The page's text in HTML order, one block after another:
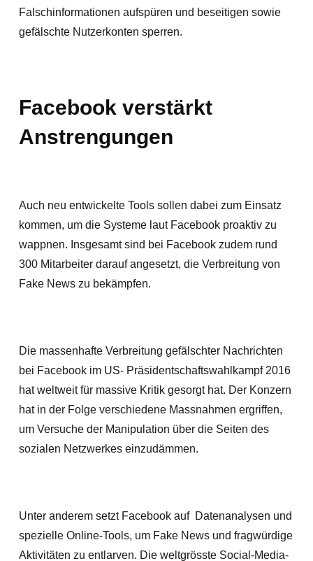
Falschinformationen aufspüren und beseitigen sowie
gefälschte Nutzerkonten sperren.
Facebook verstärkt
Anstrengungen
Auch neu entwickelte Tools sollen dabei zum Einsatz
kommen, um die Systeme laut Facebook proaktiv zu
wappnen. Insgesamt sind bei Facebook zudem rund
300 Mitarbeiter darauf angesetzt, die Verbreitung von
Fake News zu bekämpfen.
Die massenhafte Verbreitung gefälschter Nachrichten
bei Facebook im US- Präsidentschaftswahlkampf 2016
hat weltweit für massive Kritik gesorgt hat. Der Konzern
hat in der Folge verschiedene Massnahmen ergriffen,
um Versuche der Manipulation über die Seiten des
sozialen Netzwerkes einzudämmen.
Unter anderem setzt Facebook auf Datenanalysen und
spezielle Online-Tools, um Fake News und fragwürdige
Aktivitäten zu entlarven. Die weltgrösste Social-Media-